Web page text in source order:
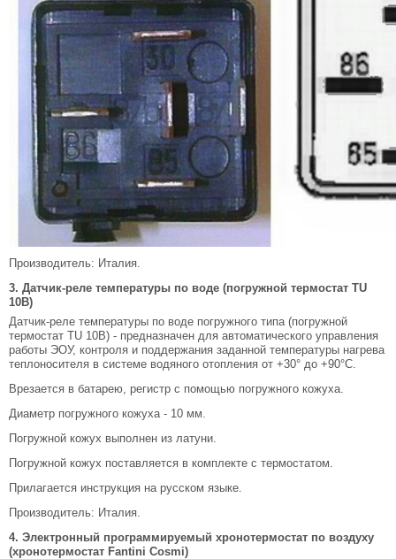
Производитель: Италия.
3. Датчик-реле температуры по воде (погружной термостат TU
10B)
Датчик-реле температуры по воде погружного типа (погружной
термостат TU 10B) - предназначен для автоматического управления
работы ЭОУ, контроля и поддержания заданной температуры нагрева
теплоносителя в системе водяного отопления от +30° до +90°С.
Врезается в батарею, регистр с помощью погружного кожуха.
Диаметр погружного кожуха - 10 мм.
Погружной кожух выполнен из латуни.
Погружной кожух поставляется в комплекте с термостатом.
Прилагается инструкция на русском языке.
Производитель: Италия.
4. Электронный программируемый хронотермостат по воздуху
(хронотермостат Fantini Cosmi)